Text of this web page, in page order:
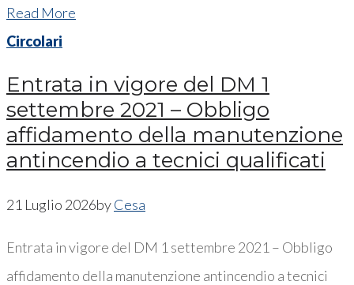
Read More
Circolari
Entrata in vigore del DM 1
settembre 2021 – Obbligo
affidamento della manutenzione
antincendio a tecnici qualificati
21 Luglio 2026byCesa
Entrata in vigore del DM 1 settembre 2021 – Obbligo
affidamento della manutenzione antincendio a tecnici